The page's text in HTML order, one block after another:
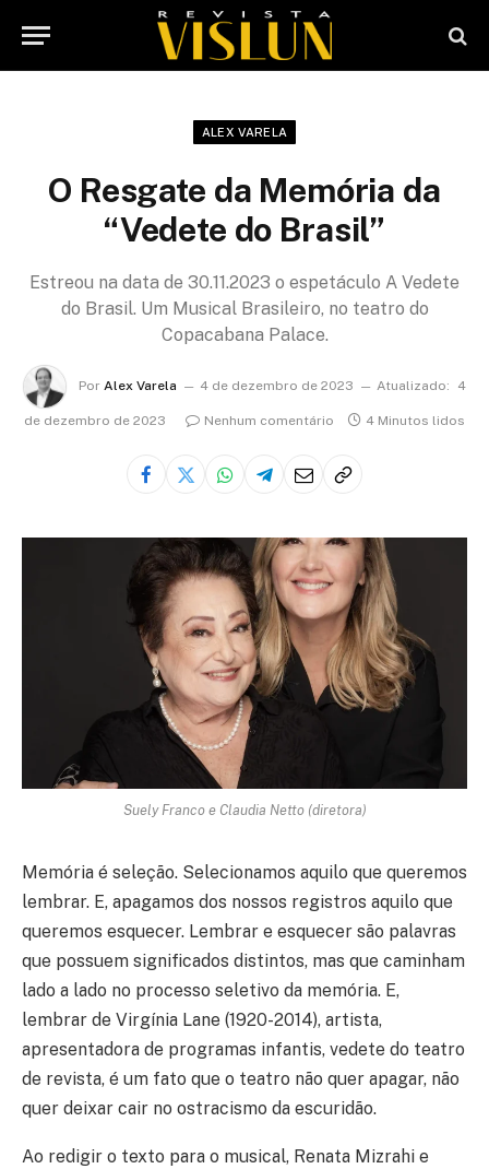
ALEX VARELA
O Resgate da Memória da
“Vedete do Brasil”
Estreou na data de 30.11.2023 o espetáculo A Vedete
do Brasil. Um Musical Brasileiro, no teatro do
Copacabana Palace.
Por Alex Varela 4 de dezembro de 2023 Atualizado: 4
de dezembro de 2023 Nenhum comentário 4 Minutos lidos
Suely Franco e Claudia Netto (diretora)
Memória é seleção. Selecionamos aquilo que queremos
lembrar. E, apagamos dos nossos registros aquilo que
queremos esquecer. Lembrar e esquecer são palavras
que possuem significados distintos, mas que caminham
lado a lado no processo seletivo da memória. E,
lembrar de Virgínia Lane (1920-2014), artista,
apresentadora de programas infantis, vedete do teatro
de revista, é um fato que o teatro não quer apagar, não
quer deixar cair no ostracismo da escuridão.
Ao redigir o texto para o musical, Renata Mizrahi e